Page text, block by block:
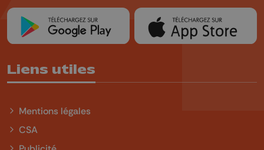
Liens utiles
Mentions légales
CSA